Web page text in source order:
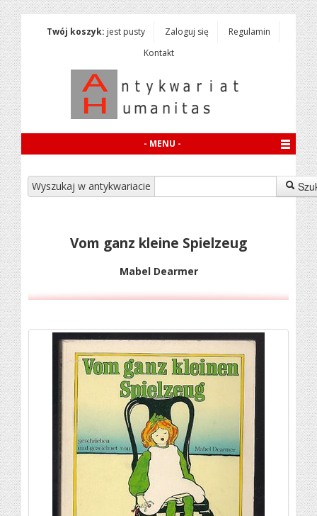
Twój koszyk: jest pusty Zaloguj się
Regulamin
Kontakt
- MENU -
Wyszukaj w antykwariacie
Vom ganz kleine Spielzeug
Mabel Dearmer